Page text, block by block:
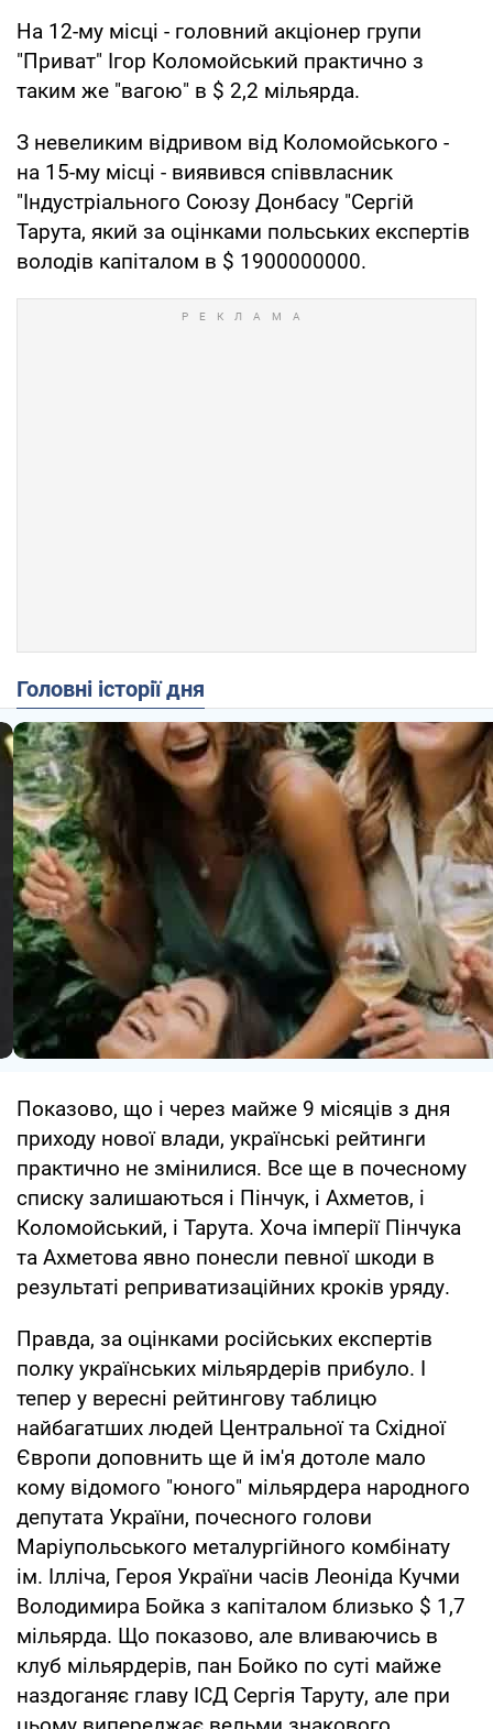
На 12-му місці - головний акціонер групи
"Приват" Ігор Коломойський практично з
таким же "вагою" в $ 2,2 мільярда.
З невеликим відривом від Коломойського -
на 15-му місці - виявився співвласник
"Індустріального Союзу Донбасу "Сергій
Тарута, який за оцінками польських експертів
володів капіталом в $ 1900000000.
Головні історії дня
Показово, що і через майже 9 місяців з дня
приходу нової влади, українські рейтинги
практично не змінилися. Все ще в почесному
списку залишаються і Пінчук, і Ахметов, і
Коломойський, і Тарута. Хоча імперії Пінчука
та Ахметова явно понесли певної шкоди в
результаті реприватизаційних кроків уряду.
Правда, за оцінками російських експертів
полку українських мільярдерів прибуло. І
тепер у вересні рейтингову таблицю
найбагатших людей Центральної та Східної
Європи доповнить ще й ім'я дотоле мало
кому відомого "юного" мільярдера народного
депутата України, почесного голови
Маріупольського металургійного комбінату
ім. Ілліча, Героя України часів Леоніда Кучми
Володимира Бойка з капіталом близько $ 1,7
мільярда. Що показово, але вливаючись в
клуб мільярдерів, пан Бойко по суті майже
наздоганяє главу ІСД Сергія Таруту, але при